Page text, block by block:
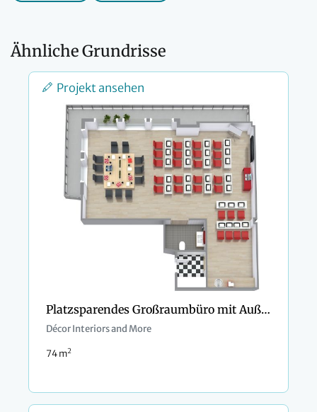
Ähnliche Grundrisse
Projekt ansehen
Platzsparendes Großraumbüro mit Außenbereich
Décor Interiors and More
74 m2